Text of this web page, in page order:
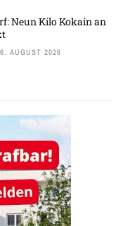
Neun Kilo Kokain an
6. AUGUST 2026